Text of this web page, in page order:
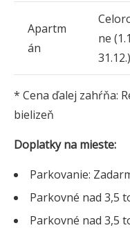
Apartm
án
ne
31.12.)
* Cena ďalej zahŕňa:
bielizeň
Doplatky na mieste:
Parkovanie:
Parkovné nad 3,5
Parkovné nad 3,5